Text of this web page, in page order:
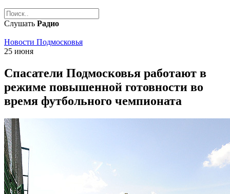
Слушать Радио
Новости Подмосковья
25 июня
Спасатели Подмосковья работают в
режиме повышенной готовности во
время футбольного чемпионата